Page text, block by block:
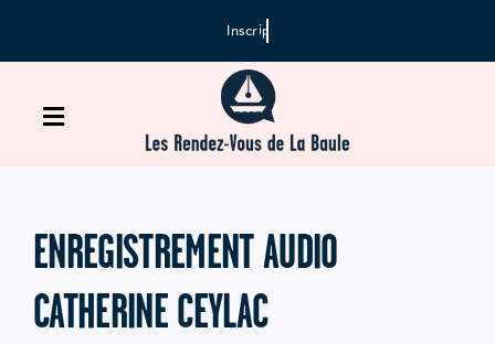
Toggle
Agenda
ENREGISTREMENT AUDIO
CATHERINE CEYLAC